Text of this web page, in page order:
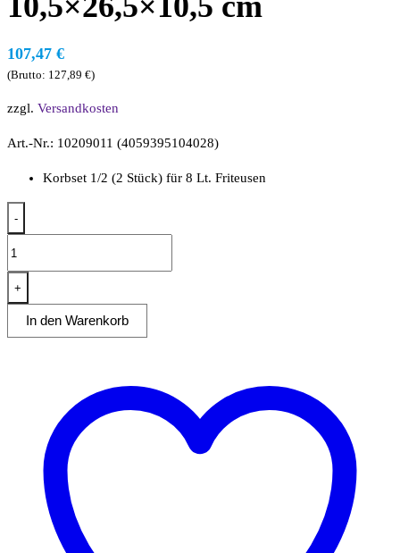
107,47 €
(Brutto: 127,89 €)
zzgl. Versandkosten
Art.-Nr.: 10209011 (4059395104028)
Korbset 1/2 (2 Stück) für 8 Lt. Friteusen
-
Dim.
je
10,5x26,5x10,5
+
In den Warenkorb